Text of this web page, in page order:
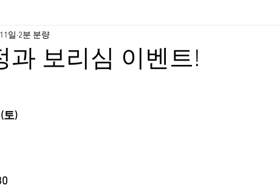
선무도사진
과 보리심 이벤트!
일 2분 분량
토)